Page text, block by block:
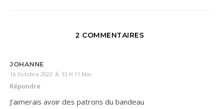
2 COMMENTAIRES
JOHANNE
16 Octobre 2022 À 12 H 11 Min
Répondre
J’aimerais avoir des patrons du bandeau